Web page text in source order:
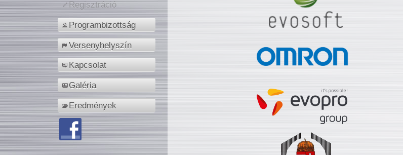
Regisztráció
Programbizottság
Versenyhelyszín
Kapcsolat
Galéria
Eredmények